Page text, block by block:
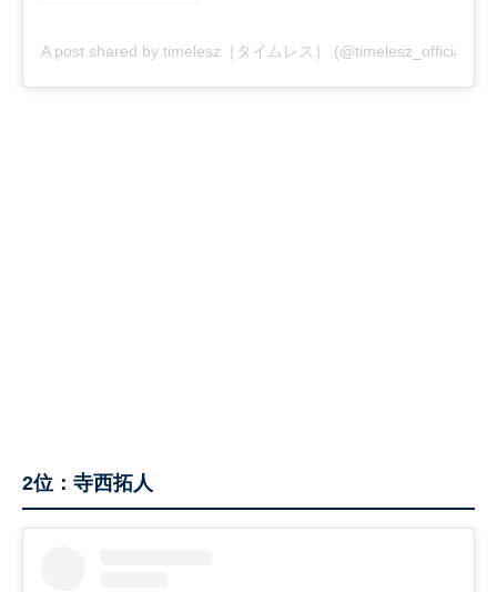
A post shared by timelesz［タイムレス］ (@timelesz_official)
2位：寺西拓人